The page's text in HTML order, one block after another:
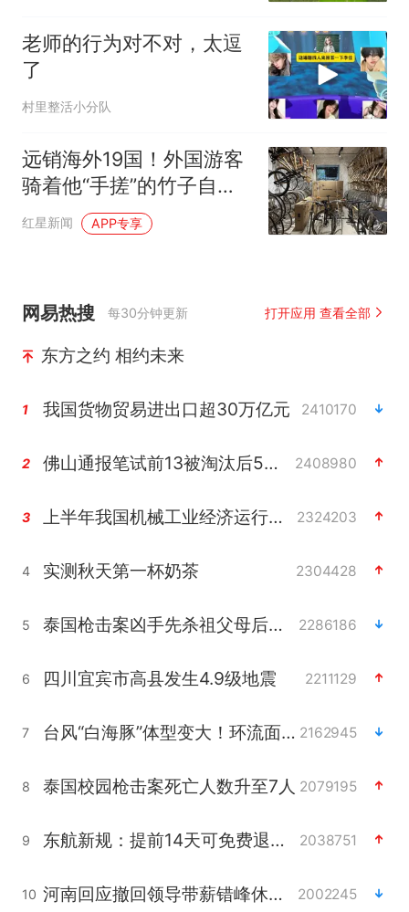
老师的行为对不对，太逗
了
村里整活小分队
远销海外19国！外国游客
骑着他“手搓”的竹子自行
车逛蓉城
红星新闻 APP专享
网易热搜 每30分钟更新 打开应用 查看全部
东方之约 相约未来
1 我国货物贸易进出口超30万亿元 2410170
2 佛山通报笔试前13被淘汰后5名进体检 2408980
3 上半年我国机械工业经济运行稳中有进 2324203
4 实测秋天第一杯奶茶 2304428
5 泰国枪击案凶手先杀祖父母后行凶 2286186
6 四川宜宾市高县发生4.9级地震 2211129
7 台风“白海豚”体型变大！环流面积接近13个浙江那么大 2162945
8 泰国校园枪击案死亡人数升至7人 2079195
9 东航新规：提前14天可免费退改签 2038751
10 河南回应撤回领导带薪错峰休假通知 2002245